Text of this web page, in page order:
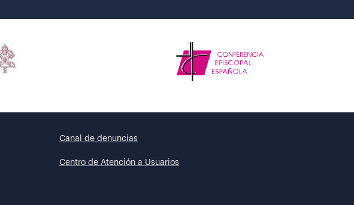
Canal de denuncias
Centro de Atención a Usuarios